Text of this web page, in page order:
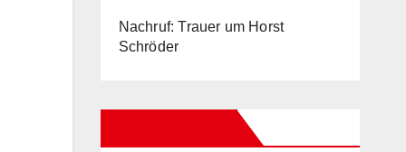
Nachruf: Trauer um Horst
Schröder